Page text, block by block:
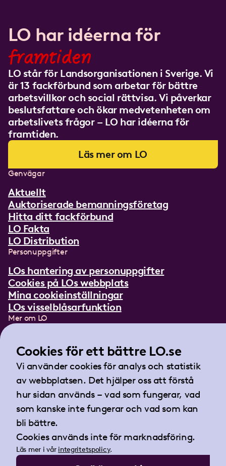
LO har idéerna för
framtiden
LO står för Landsorganisationen i Sverige. Vi
är 13 fackförbund som arbetar för bättre
arbetsvillkor och social rättvisa. Vi påverkar
beslutsfattare och ökar medvetenheten om
arbetslivets frågor – LO har idéerna för
framtiden.
Läs mer om LO
Genvägar
Aktuellt
Auktoriserade bemanningsföretag
Hitta ditt fackförbund
LO Fakta
LO Distribution
Personuppgifter
LOs hantering av personuppgifter
Cookies på LOs webbplats
Mina cookieinställningar
LOs visselblåsarfunktion
Mer om LO
Lättläst om LO
Teckenspråksfilm
Tidningen Arbetet
Landsorganisationen i Sverige
Barnhusgatan 18
105 53 Stockholm
Tel:08-796 25 00
Fax:08-796 25 17
E-post:info@lo.se
Cookies för ett bättre LO.se
Vi använder cookies för analys och statistik
av webbplatsen. Det hjälper oss att förstå
hur sidan används – vad som fungerar, vad
som kanske inte fungerar och vad som kan
bli bättre.
Cookies används inte för marknadsföring.
Läs mer i vår integritetspolicy.